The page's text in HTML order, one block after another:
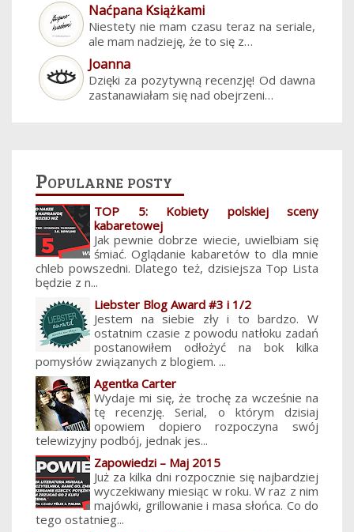
Naćpana Książkami
Niestety nie mam czasu teraz na seriale,
ale mam nadzieję, że to się z…
Joanna
Dzięki za pozytywną recenzję! Od dawna
zastanawiałam się nad obejrzeni…
Popularne posty
TOP 5: Kobiety polskiej sceny
kabaretowej
Jak pewnie dobrze wiecie, uwielbiam się
śmiać. Oglądanie kabaretów to dla mnie
chleb powszedni. Dlatego też, dzisiejsza Top Lista
będzie z n...
Liebster Blog Award #3 i 1/2
Jestem na siebie zły i to bardzo. W
ostatnim czasie z powodu natłoku zadań
postanowiłem odłożyć na bok kilka
pomysłów związanych z blogiem. ...
Agentka Carter
Wydaje mi się, że trochę za wcześnie na
tę recenzję. Serial, o którym dzisiaj
opowiem dopiero rozpoczyna swój
telewizyjny podbój, jednak jes...
Zapowiedzi – Maj 2015
Już za kilka dni rozpocznie się najbardziej
wyczekiwany miesiąc w roku. W raz z nim
majówki, grillowanie i masa słońca. Co do
tego ostatnieg...